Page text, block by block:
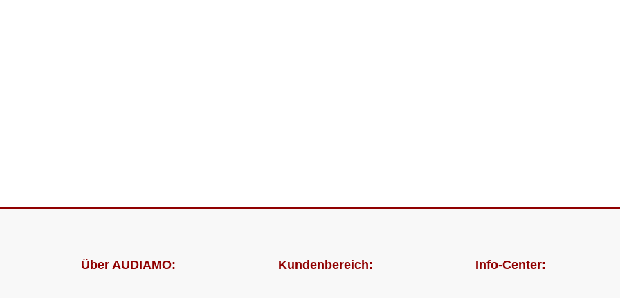
Über AUDIAMO: Kundenbereich: Info-Center: